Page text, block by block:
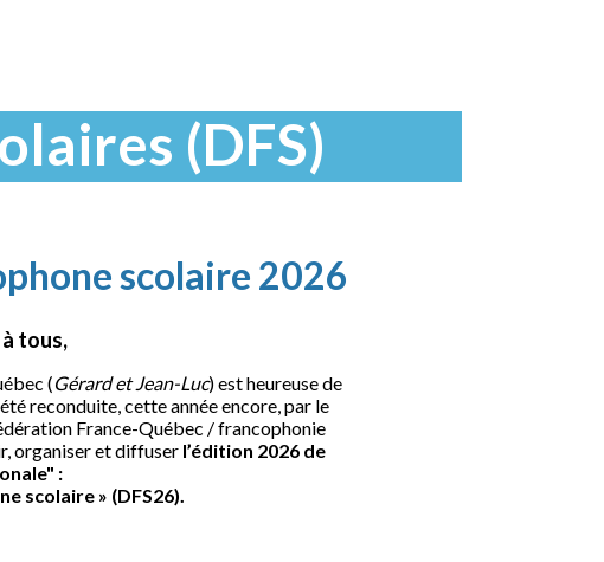
(DFS)
scolaire 2026
tous,
(Gérard et Jean-Luc) est heureuse de
reconduite, cette année encore, par le
France-Québec / francophonie
organiser et diffuser l’édition 2026 de
:
scolaire » (DFS26).